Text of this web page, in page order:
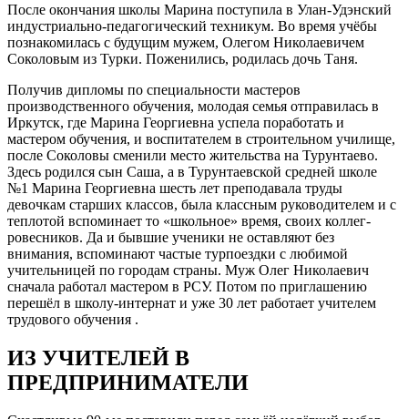
После окончания школы Марина поступила в Улан-Удэнский
индустриально-педагогический техникум. Во время учёбы
познакомилась с будущим мужем, Олегом Николаевичем
Соколовым из Турки. Поженились, родилась дочь Таня.
Получив дипломы по специальности мастеров
производственного обучения, молодая семья отправилась в
Иркутск, где Марина Георгиевна успела поработать и
мастером обучения, и воспитателем в строительном училище,
после Соколовы сменили место жительства на Турунтаево.
Здесь родился сын Саша, а в Турунтаевской средней школе
№1 Марина Георгиевна шесть лет преподавала труды
девочкам старших классов, была классным руководителем и с
теплотой вспоминает то «школьное» время, своих коллег-
ровесников. Да и бывшие ученики не оставляют без
внимания, вспоминают частые турпоездки с любимой
учительницей по городам страны. Муж Олег Николаевич
сначала работал мастером в РСУ. Потом по приглашению
перешёл в школу-интернат и уже 30 лет работает учителем
трудового обучения .
ИЗ УЧИТЕЛЕЙ В
ПРЕДПРИНИМАТЕЛИ